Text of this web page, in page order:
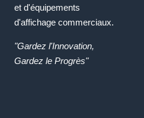
et d'équipements
d'affichage commerciaux.
"Gardez l'Innovation,
Gardez le Progrès"